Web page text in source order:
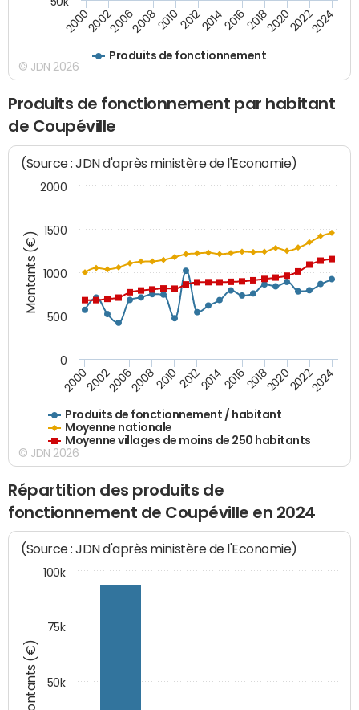
Produits de fonctionnement
200020022006200820102012201420162018202020222024
© JDN 2026
Produits de fonctionnement par habitant
de Coupéville
Montants (€)
(Source : JDN d'après ministère de l'Economie)
Produits de fonctionnement / habitant
Moyenne nationale
Moyenne villages de moins de 250 habitants
200020022006200820102012201420162018202020222024
500
1000
1500
0
2000
© JDN 2026
Répartition des produits de
fonctionnement de Coupéville en 2024
Montants (€)
(Source : JDN d'après ministère de l'Economie)
50k
75k
100k